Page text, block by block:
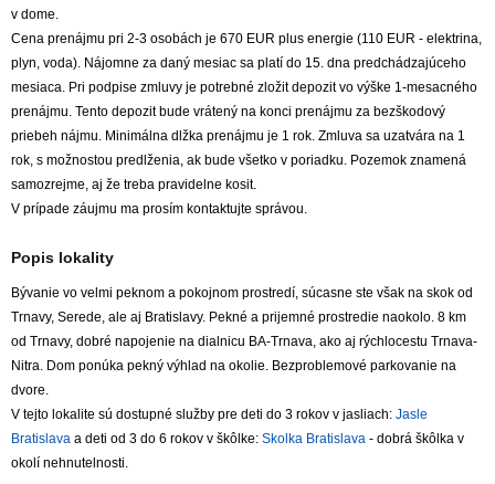
v dome.
Cena prenájmu pri 2-3 osobách je 670 EUR plus energie (110 EUR - elektrina,
plyn, voda). Nájomne za daný mesiac sa platí do 15. dna predchádzajúceho
mesiaca. Pri podpise zmluvy je potrebné zložit depozit vo výške 1-mesacného
prenájmu. Tento depozit bude vrátený na konci prenájmu za bezškodový
priebeh nájmu. Minimálna dlžka prenájmu je 1 rok. Zmluva sa uzatvára na 1
rok, s možnostou predlženia, ak bude všetko v poriadku. Pozemok znamená
samozrejme, aj že treba pravidelne kosit.
V prípade záujmu ma prosím kontaktujte správou.
Popis lokality
Bývanie vo velmi peknom a pokojnom prostredí, súcasne ste však na skok od
Trnavy, Serede, ale aj Bratislavy. Pekné a prijemné prostredie naokolo. 8 km
od Trnavy, dobré napojenie na dialnicu BA-Trnava, ako aj rýchlocestu Trnava-
Nitra. Dom ponúka pekný výhlad na okolie. Bezproblemové parkovanie na
dvore.
V tejto lokalite sú dostupné služby pre deti do 3 rokov v jasliach: Jasle
Bratislava a deti od 3 do 6 rokov v škôlke: Skolka Bratislava - dobrá škôlka v
okolí nehnutelnosti.